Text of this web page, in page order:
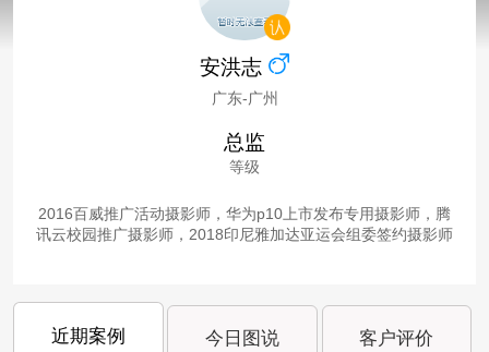
安洪志
广东-广州
总监
等级
2016百威推广活动摄影师，华为p10上市发布专用摄影师，腾
讯云校园推广摄影师，2018印尼雅加达亚运会组委签约摄影师
近期案例 今日图说 客户评价